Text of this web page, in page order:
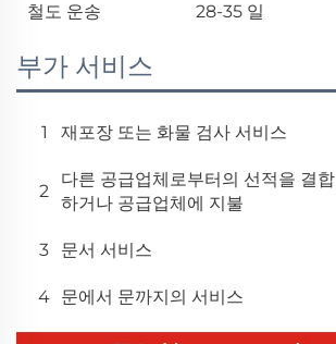
철도 운송
28-35 일
부가 서비스
1 재포장 또는 화물 검사 서비스
2
다른 공급업체로부터의 선적을 결합
하거나 공급업체에 지불
3 문서 서비스
4 문에서 문까지의 서비스